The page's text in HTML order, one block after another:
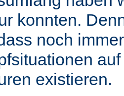
konnten.
noch immer
existieren.